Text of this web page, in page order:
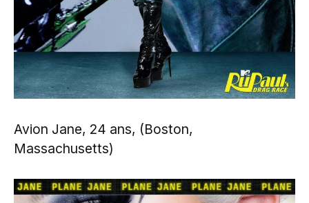
Avion Jane, 24 ans, (Boston,
Massachusetts)